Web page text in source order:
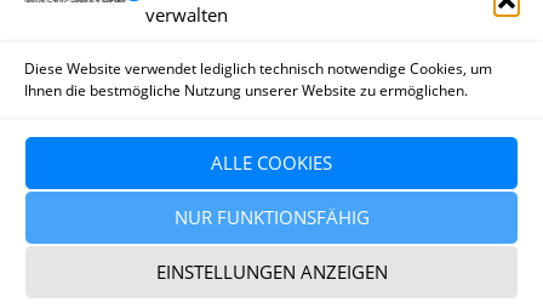
verwalten
Diese Website verwendet lediglich technisch notwendige Cookies, um
Ihnen die bestmögliche Nutzung unserer Website zu ermöglichen.
ALLE COOKIES
NUR FUNKTIONSFÄHIG
EINSTELLUNGEN ANZEIGEN
Weitere Hinweise:
Ergotherapiepraxis Rolfes · Lübbecker Str. 40 ·